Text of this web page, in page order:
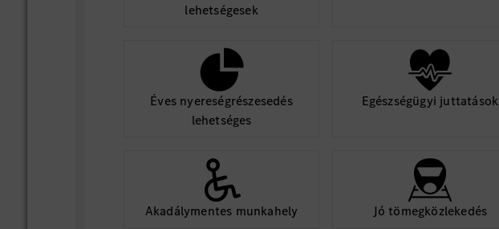
lehetségesek
Éves nyereségrészesedés
lehetséges
Egészségügyi juttatások
Akadálymentes munkahely Jó tömegközlekedés